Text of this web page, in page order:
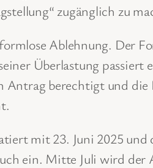
zugänglich zu
Ablehnung. Der
Überlastung passiert
Antrag berechtigt und
mit 23. Juni 2025
ein. Mitte Juli wird der